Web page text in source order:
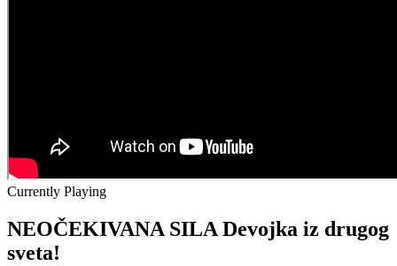
Currently Playing
NEOČEKIVANA SILA Devojka iz drugog
sveta!